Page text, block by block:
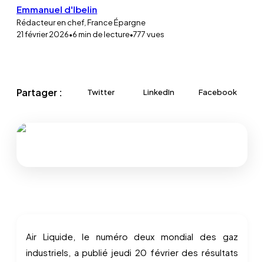
Emmanuel d'Ibelin
Rédacteur en chef, France Épargne
21 février 2026•6min de lecture•777vues
Partager : Twitter LinkedIn Facebook
Air Liquide, le numéro deux mondial des gaz
industriels, a publié jeudi 20 février des résultats